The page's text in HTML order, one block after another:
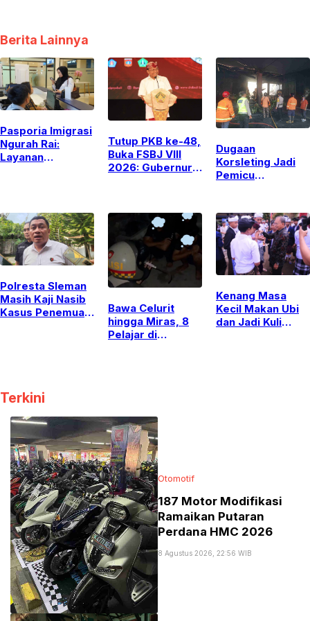
Berita Lainnya
Pasporia Imigrasi
Ngurah Rai:
Layanan
Tutup PKB ke-48,
Buka FSBJ VIII
2026: Gubernur
Dugaan
Korsleting Jadi
Pemicu
Cafe Yogyakarta
Polresta Sleman
Masih Kaji Nasib
Kasus Penemuan
Bawa Celurit
hingga Miras, 8
Pelajar di
Kenang Masa
Kecil Makan Ubi
dan Jadi Kuli
Terkini
Otomotif
187 Motor Modifikasi
Ramaikan Putaran
Perdana HMC 2026
8 Agustus 2026, 22:56 WIB